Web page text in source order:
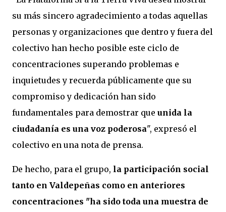
su más sincero agradecimiento a todas aquellas
personas y organizaciones que dentro y fuera del
colectivo han hecho posible este ciclo de
concentraciones superando problemas e
inquietudes y recuerda públicamente que su
compromiso y dedicación han sido
fundamentales para demostrar que unida la
ciudadanía es una voz poderosa", expresó el
colectivo en una nota de prensa.
De hecho, para el grupo, la participación social
tanto en Valdepeñas como en anteriores
concentraciones "ha sido toda una muestra de